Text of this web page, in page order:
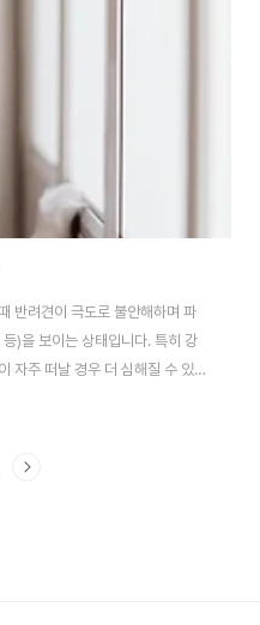
반려견이 극도로 불안해하며 파
)을 보이는 상태입니다. 특히 강
자주 떠날 경우 더 심해질 수 있습
과의 관계에 의존을 하며, 혼자
울며, 이로 인해 이웃들에게 불편